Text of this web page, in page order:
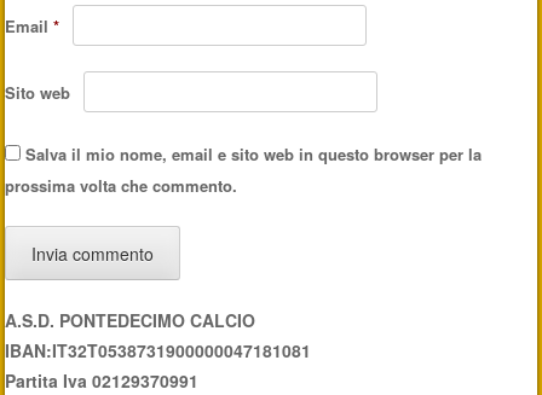
Email*
Sito web
Salva il mio nome, email e sito web in questo browser per la
prossima volta che commento.
A.S.D. PONTEDECIMO CALCIO
IBAN:IT32T0538731900000047181081
Partita Iva 02129370991